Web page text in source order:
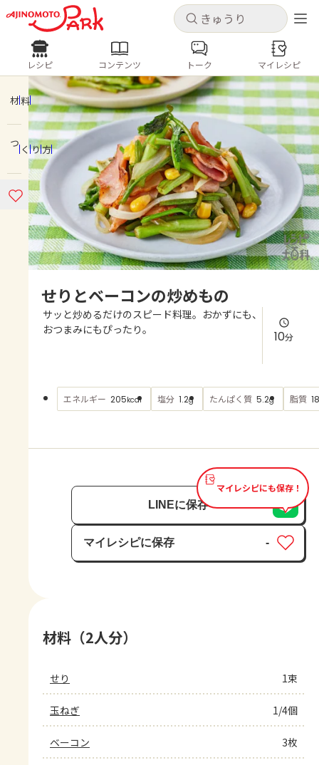
キャンセル
ログインするとレシピを保存できます
ログイン 新規登録
ホーム
コンテンツ
レシピ
よくあるお問い合わせ
AJINOMOTO PARK とは
キャンセル
レシピ コンテンツ
人気の食材・レシピ
きゅうり なす トマト
とうもろこし
ピーマン
みょうが ゴーヤ
レシピ コンテンツ トーク マイレシピ
材料
つくり方
せりとベーコンの炒めもの
サッと炒めるだけのスピード料理。おかずにも、
おつまみにもぴったり。
10分
エネルギー 205kcal 塩分 1.2g たんぱく質 5.2g 脂質
マイレシピにも保存！
LINEに保存
マイレシピに保存
保存済み
-
材料（2人分）
せり 1束
玉ねぎ 1/4個
ベーコン 3枚